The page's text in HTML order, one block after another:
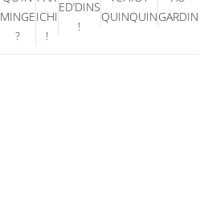
MINGE
?
ICHI
!
ED’DINS
!
QUINQUINGARDIN